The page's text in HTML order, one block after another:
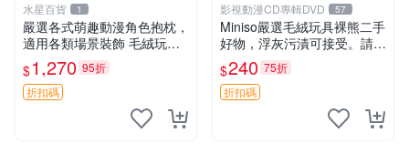
水星百貨 1
嚴選各式萌趣動漫角色抱枕，
適用各類場景裝飾 毛絨玩
具、卡通抱枕、趣味玩偶
$1,270 95折
折扣碼
影視動漫CD專輯DVD 57
Miniso嚴選毛絨玩具裸熊二手
好物，浮灰污漬可接受。請詳
閱照片再下單，售出不退不
換。全新品相收藏推薦。 裸
熊 毛絨玩具 收藏
$240 75折
折扣碼